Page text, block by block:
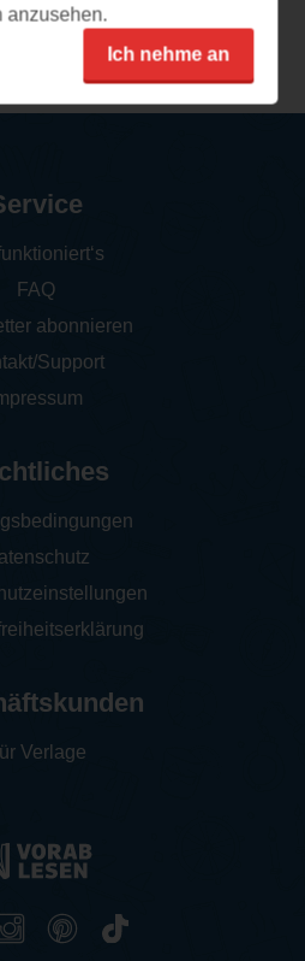
anzusehen.
Ich nehme an
FAQ
abonnieren
Support
Verlage